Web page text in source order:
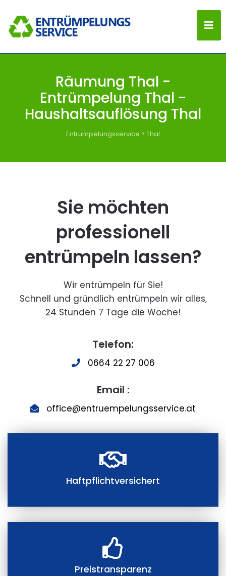
Räumung Thal -
Entrümpelung Thal -
Haushaltsauflösung Thal
Entrümpelungsservice > Thal
Sie möchten
professionell
entrümpeln lassen?
Wir entrümpeln für Sie!
Schnell und gründlich entrümpeln wir alles,
24 Stunden 7 Tage die Woche!
Telefon:
0664 22 27 006
Email :
office@entruempelungsservice.at
Haftpflichtversichert
Preistransparenz